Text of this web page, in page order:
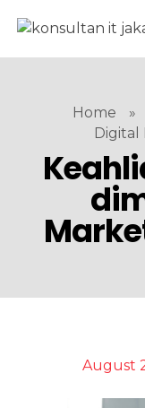
Home »
Digital
August